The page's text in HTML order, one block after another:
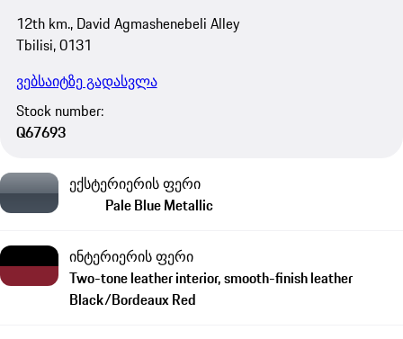
12th km., David Agmashenebeli Alley
Tbilisi, 0131
ვებსაიტზე გადასვლა
Stock number:
Q67693
ექსტერიერის ფერი
Pale Blue Metallic
ინტერიერის ფერი
Two-tone leather interior, smooth-finish leather
Black/Bordeaux Red